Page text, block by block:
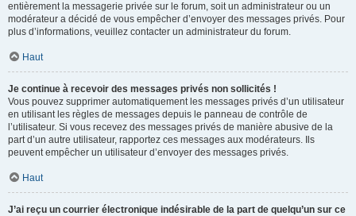
entièrement la messagerie privée sur le forum, soit un administrateur ou un
modérateur a décidé de vous empêcher d’envoyer des messages privés. Pour
plus d’informations, veuillez contacter un administrateur du forum.
Haut
Je continue à recevoir des messages privés non sollicités !
Vous pouvez supprimer automatiquement les messages privés d’un utilisateur
en utilisant les règles de messages depuis le panneau de contrôle de
l’utilisateur. Si vous recevez des messages privés de manière abusive de la
part d’un autre utilisateur, rapportez ces messages aux modérateurs. Ils
peuvent empêcher un utilisateur d’envoyer des messages privés.
Haut
J’ai reçu un courrier électronique indésirable de la part de quelqu’un sur ce